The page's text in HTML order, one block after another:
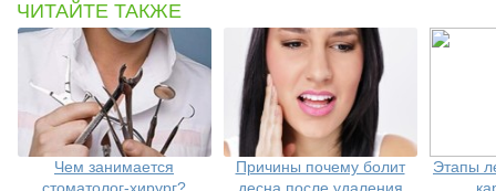
ЧИТАЙТЕ ТАКЖЕ
Чем занимается
Причины почему болит
Этапы